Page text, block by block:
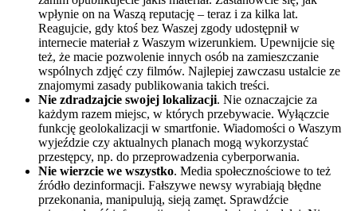
wpłynie on na Waszą reputację – teraz i za kilka lat.
Reagujcie, gdy ktoś bez Waszej zgody udostępnił w
internecie materiał z Waszym wizerunkiem. Upewnijcie się
też, że macie pozwolenie innych osób na zamieszczanie
wspólnych zdjęć czy filmów. Najlepiej zawczasu ustalcie ze
znajomymi zasady publikowania takich treści.
Nie zdradzajcie swojej lokalizacji. Nie oznaczajcie za
każdym razem miejsc, w których przebywacie. Wyłączcie
funkcję geolokalizacji w smartfonie. Wiadomości o Waszym
wyjeździe czy aktualnych planach mogą wykorzystać
przestępcy, np. do przeprowadzenia cyberporwania.
Nie wierzcie we wszystko. Media społecznościowe to też
źródło dezinformacji. Fałszywe newsy wyrabiają błędne
przekonania, manipulują, sieją zamęt. Sprawdźcie